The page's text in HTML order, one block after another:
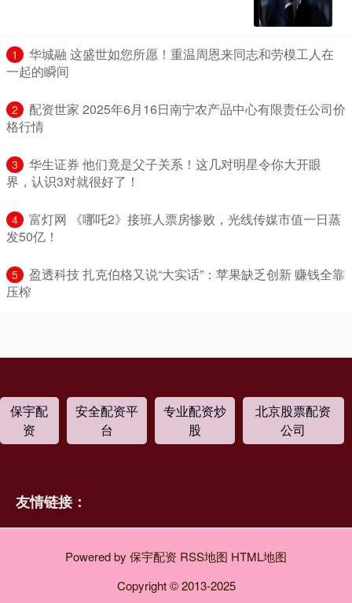
1
​华城融 这盛世如您所愿！重温周恩来同志和劳模工人在
一起的瞬间
2
​配资世家 2025年6月16日南宁农产品中心有限责任公司价
格行情
3
​华生证券 他们竟是父子关系！这几对明星令你大开眼
界，认识3对就很好了！
4
​富灯网 《哪吒2》接班人票房惨败，光线传媒市值一日蒸
发50亿！
5
​盈透科技 扎克伯格又说“大实话”：苹果缺乏创新 赚钱全靠
压榨
保宇配
资
安全配资平
台
专业配资炒
股
北京股票配资
公司
友情链接：
Powered by 保宇配资 RSS地图 HTML地图
Copyright© 2013-2025